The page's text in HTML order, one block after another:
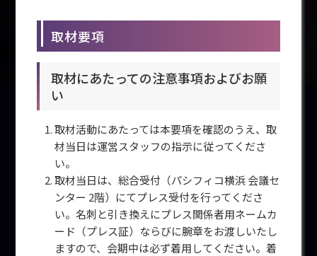
取材要項
取材にあたっての注意事項およびお願
い
取材活動にあたっては本要項を確認のうえ、取
材当日は運営スタッフの指示に従ってくださ
い。
取材当日は、総合受付（パシフィコ横浜 会議セ
ンター 2階）にてプレス受付を行ってくださ
い。名刺と引き換えにプレス関係者用ネームカ
ード（プレス証）ならびに腕章をお渡しいたし
ますので、会期中は必ず着用してください。着